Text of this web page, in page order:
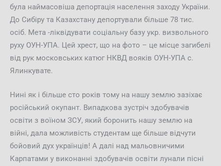
була наймасовіша депортація населення заходу України.
До Сибіру та Казахстану депортували більше 78 тис.
осіб. Мета -ліквідувати соціальну базу укр. визвольного
руху ОУН-УПА. Цей хрест, що на фото – це місце загибелі
від рук московських катюг НКВД вояків ОУН-УПА с.
Ялинкувате.
Нині як і більше сто років тому на нашу землю зазіхає
російський окупант. Випадкова зустріч здобувачів
освіти з воїном ЗСУ, який боронить нашу землю на
війні, дала можливість студентам ще більше відчути
бойовий дух українців! А далі над мальовничими
Карпатами у виконанні здобувачів освіти лунали пісні